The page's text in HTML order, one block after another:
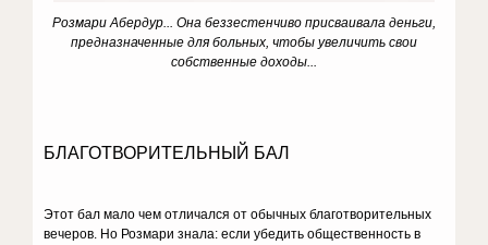
Розмари Абердур... Она беззестенчиво присваивала деньги,
предназначенные для больных, чтобы увеличить свои
собственные доходы...
БЛАГОТВОРИТЕЛЬНЫЙ БАЛ
Этот бал мало чем отличался от обыч­ных благотворительных
вечеров. Но Роз­мари знала: если убедить общественность в